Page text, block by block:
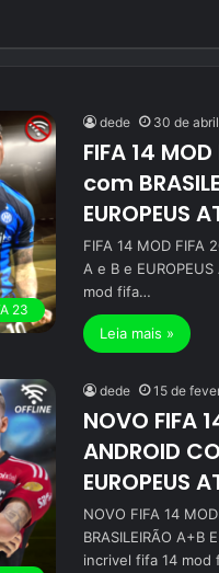
23
dede 30 de
FIFA 14
com
EUROPEUS
FIFA 14 MOD FIFA
A e B e
mod fifa…
Leia mais »
dede 15 de
NOVO FIFA
ANDROID
EUROPEUS
NOVO FIFA 14
BRASILEIRÃO A+B
incrivel fifa 14 mod